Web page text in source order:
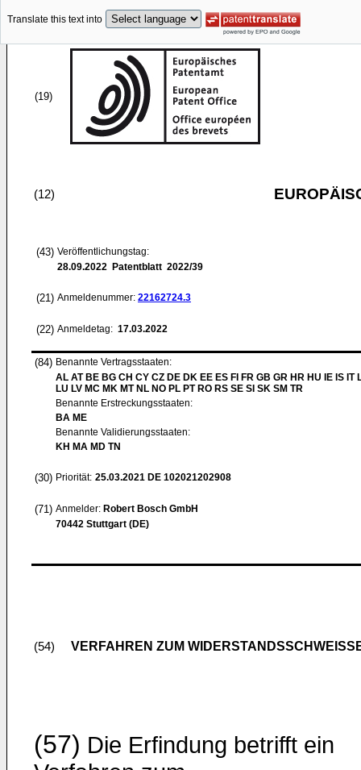
Translate this text into
(19)
(12)
(43) Veröffentlichungstag:
28.09.2022 Patentblatt 2022/39
(21) Anmeldenummer: 22162724.3
(22) Anmeldetag: 17.03.2022
(84) Benannte Vertragsstaaten:
AL AT BE BG CH CY CZ DE DK EE ES FI FR GB GR HR HU IE IS IT
LU LV MC MK MT NL NO PL PT RO RS SE SI SK SM TR
Benannte Erstreckungsstaaten:
BA ME
Benannte Validierungsstaaten:
KH MA MD TN
(30) Priorität: 25.03.2021 DE 102021202908
(71) Anmelder: Robert Bosch GmbH
70442 Stuttgart (DE)
(54) VERFAHREN ZUM
(57) Die Erfindung betrifft ein